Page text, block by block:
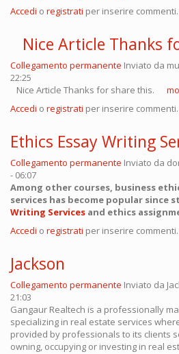
Accedi o registrati per inserire commenti.
Nice Article Thanks
Collegamento permanente Inviato da
22:25
Nice Article Thanks for share this.
Accedi o registrati per inserire commenti.
Ethics Essay Writing
Collegamento permanente Inviato da
- 06:07
Among other courses, business
services has become popular since
Writing Services and ethics
Accedi o registrati per inserire commenti.
Jackson
Collegamento permanente Inviato da
21:03
Gangaur Realtech is a professionally
specializing in real estate services
provided by professionals to its clients
owning, occupying or investing in real